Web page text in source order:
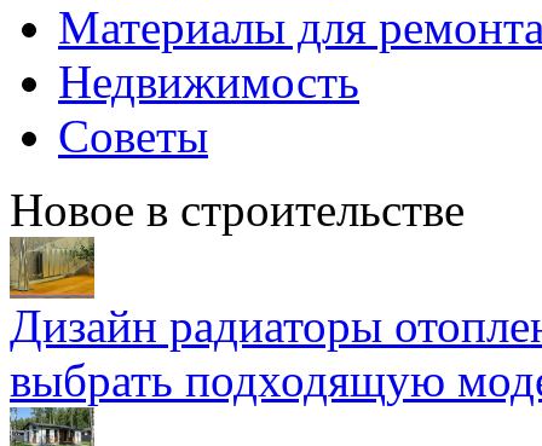
Материалы для
Недвижимость
Советы
Новое в строительстве
Дизайн радиаторы
выбрать подходящую